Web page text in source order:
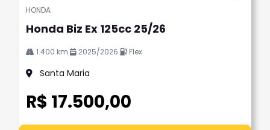
HONDA
Honda Biz Ex 125cc 25/26
1.400 km 2025/2026 Flex
Santa Maria
R$ 17.500,00